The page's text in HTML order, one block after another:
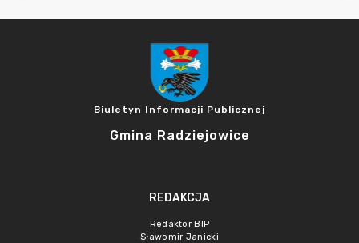
Biuletyn Informacji Publicznej
Gmina Radziejowice
REDAKCJA
Redaktor BIP
Sławomir Janicki